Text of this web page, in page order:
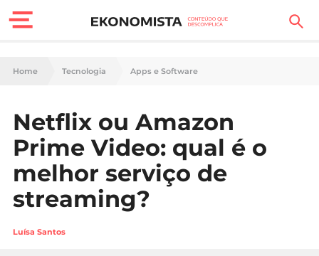
Finanças Pessoais
Carreira
Casa
Lifestyle
Sociedade
Home Tecnologia Apps e Software
Netflix ou Amazon
Prime Video: qual é o
melhor serviço de
streaming?
Luísa Santos